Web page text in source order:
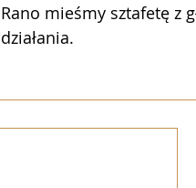
Rano mieśmy sztafetę z
działania.